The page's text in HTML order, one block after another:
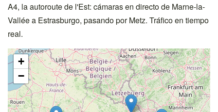
A4, la autoroute de l'Est: cámaras en directo de Marne-la-
Vallée a Estrasburgo, pasando por Metz. Tráfico en tiempo
real.
+
−